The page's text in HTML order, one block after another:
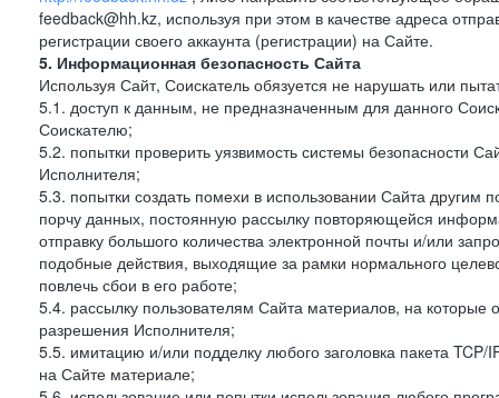
feedback@hh.kz, используя при этом в качестве адреса
регистрации своего аккаунта (регистрации) на Сайте.
5. Информационная безопасность Сайта
Используя Сайт, Соискатель обязуется не нарушать или
5.1. доступ к данным, не предназначенным для данного
Соискателю;
5.2. попытки проверить уязвимость системы безопасности
Исполнителя;
5.3. попытки создать помехи в использовании Сайта другим
порчу данных, постоянную рассылку повторяющейся
отправку большого количества электронной почты и/или
подобные действия, выходящие за рамки нормального
повлечь сбои в его работе;
5.4. рассылку пользователям Сайта материалов, на
разрешения Исполнителя;
5.5. имитацию и/или подделку любого заголовка пакета
на Сайте материале;